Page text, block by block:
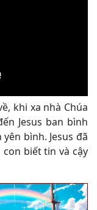
khi xa nhà Chúa
Jesus ban bình
bình. Jesus đã
biết tin và cậy